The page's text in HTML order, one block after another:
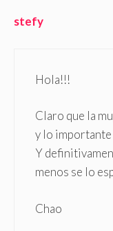
stefy
Hola!!!
Claro que la
y lo importante
Y
menos se lo
Chao